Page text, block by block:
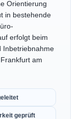
Orientierung
in bestehende
erfolgt beim
Inbetriebnahme
am
geprüft